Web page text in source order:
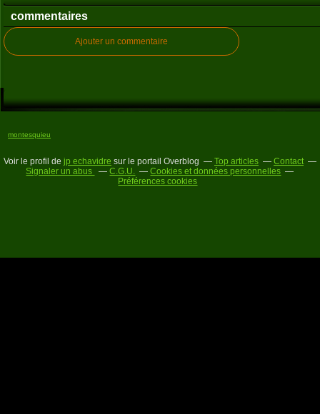
commentaires
Ajouter un commentaire
montesquieu
Voir le profil de jp echavidre sur le portail Overblog Top articles
Contact
Signaler un abus
C.G.U.
Cookies et données personnelles
Préférences cookies